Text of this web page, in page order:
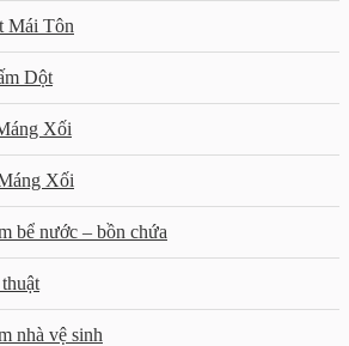
Mái Tôn
Dột
Xối
Xối
bể nước – bồn chứa
nhà vệ sinh